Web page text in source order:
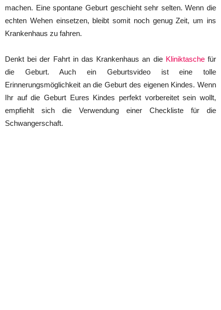
machen. Eine spontane Geburt geschieht sehr selten. Wenn die
echten Wehen einsetzen, bleibt somit noch genug Zeit, um ins
Krankenhaus zu fahren.
Denkt bei der Fahrt in das Krankenhaus an die Kliniktaschefür
die Geburt. Auch ein Geburtsvideo ist eine tolle
Erinnerungsmöglichkeit an die Geburt des eigenen Kindes. Wenn
Ihr auf die Geburt Eures Kindes perfekt vorbereitet sein wollt,
empfiehlt sich die Verwendung einer Checkliste für die
Schwangerschaft.